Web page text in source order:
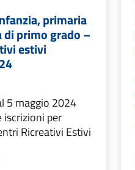
primaria
di primo grado –
estivi
5 maggio 2024
iscrizioni per
Ricreativi Estivi